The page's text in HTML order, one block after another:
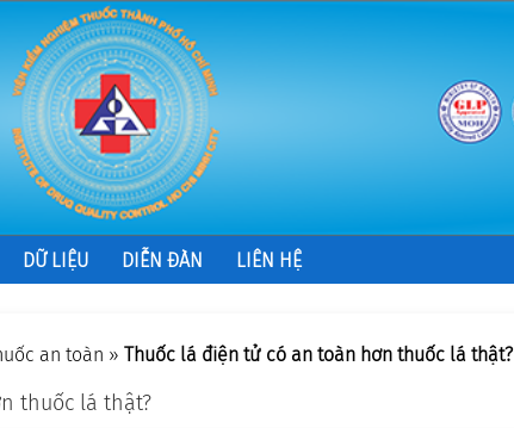
DỮ LIỆU DIỄN ĐÀN LIÊN HỆ
an toàn » Thuốc lá điện tử có an toàn hơn thuốc lá thật?
thuốc lá thật?